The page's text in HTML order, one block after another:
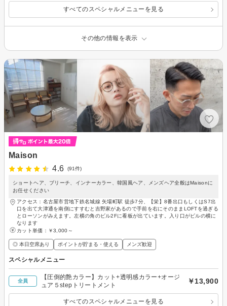
すべてのスペシャルメニューを見る
その他の情報を表示
Maison
4.6
(91件)
ショートヘア、ブリーチ、インナーカラー、韓国風ヘア、メンズヘア全般はMaisonに
お任せください
アクセス：名古屋市営地下鉄名城線 矢場町駅 徒歩7分、【栄】8番出口もしくはS7出
口を出て大津通を南側にすすむと吉野家があるので手前を右にそのままLOFTを過ぎる
とローソンがみえます。左横の角のビル2Fに看板が出ています。入り口がビルの横に
なります
カット単価： ￥3,000～
◎ 本日空席あり ポイントが貯まる・使える メンズ歓迎
スペシャルメニュー
全員
【圧倒的艶カラー】カット+透明感カラー+オージ
ュア５stepトリートメント
￥13,900
すべてのスペシャルメニューを見る